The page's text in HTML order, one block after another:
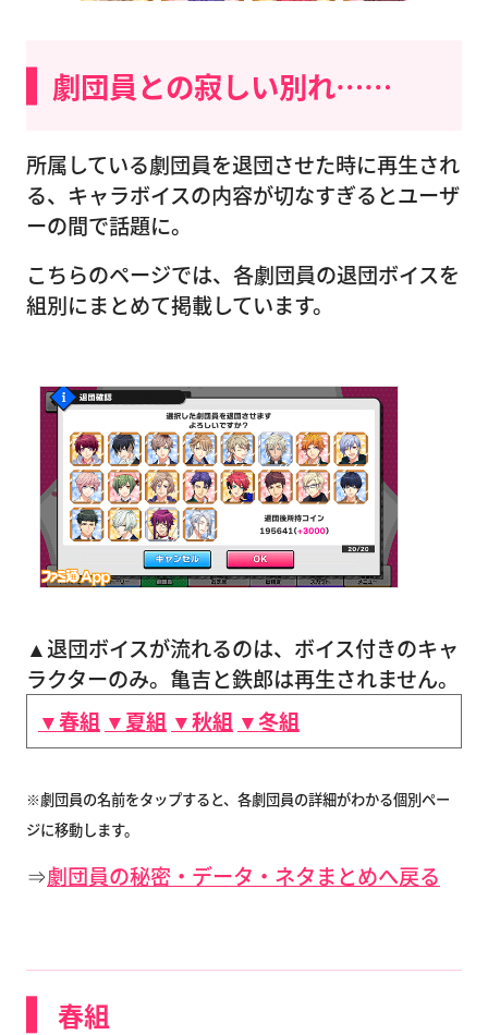
劇団員との寂しい別れ……
所属している劇団員を退団させた時に再生され
る、キャラボイスの内容が切なすぎるとユーザ
ーの間で話題に。
こちらのページでは、各劇団員の退団ボイスを
組別にまとめて掲載しています。
▲退団ボイスが流れるのは、ボイス付きのキャ
ラクターのみ。亀吉と鉄郎は再生されません。
▼春組 ▼夏組 ▼秋組 ▼冬組
※劇団員の名前をタップすると、各劇団員の詳細がわかる個別ペー
ジに移動します。
⇒劇団員の秘密・データ・ネタまとめへ戻る
春組